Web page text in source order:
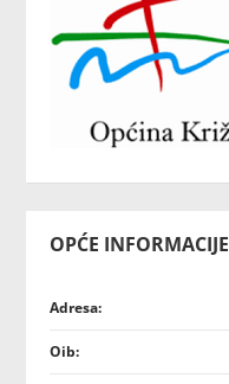
OPĆE INFORMACIJE
Adresa:
Oib: